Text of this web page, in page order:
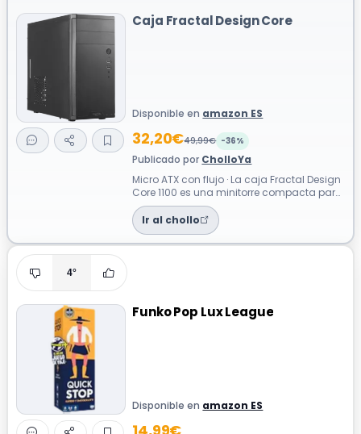
Caja Fractal Design Core
Disponible en amazon ES
32,20€49,99€ -36%
Publicado por CholloYa
Micro ATX con flujo · La caja Fractal Design
Core 1100 es una minitorre compacta para
placas Micro ATX, diseñada para...
Ir al chollo
4°
Funko Pop Lux League
Disponible en amazon ES